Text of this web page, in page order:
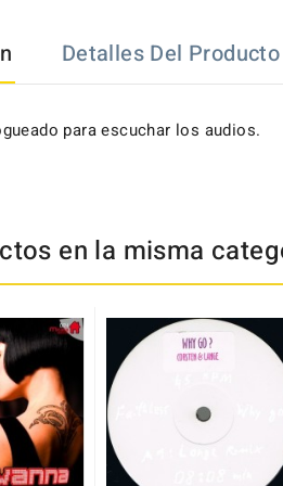
Detalles Del Producto
para escuchar los audios.
en la misma